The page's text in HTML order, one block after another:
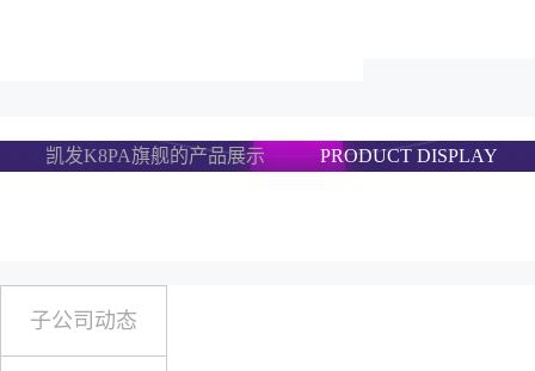
凯发K8PA旗舰的产品展示 PRODUCT DISPLAY
子公司动态